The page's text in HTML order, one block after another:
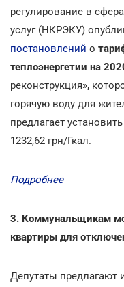
регулирование в
услуг (НКРЭКУ)
постановлений о
теплоэнергетии на
реконструкция»,
горячую воду для
предлагает
1232,62 грн/Гкал.
Подробнее
3. Коммунальщикам
квартиры для
Депутаты